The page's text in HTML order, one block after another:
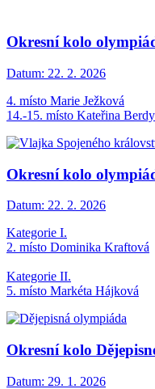
Okresní kolo
Datum: 22. 2. 2026
4. místo Marie Ježková
14.-15. místo Kateřina
Okresní kolo
Datum: 22. 2. 2026
Kategorie I.
2. místo Dominika Kraftová
Kategorie II.
5. místo Markéta Hájková
Okresní kolo
Datum: 29. 1. 2026